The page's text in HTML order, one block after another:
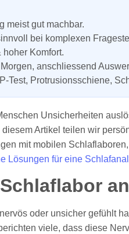
meist gut machbar.
bei komplexen
hoher Komfort.
anschliessend
Test, Protrusionsschiene,
Unsicherheiten
Artikel teilen wir
mit mobilen
Lösungen für eine
nervös oder unsicher gefühlt
viele, dass diese